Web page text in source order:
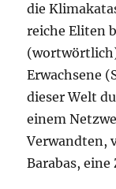
die
reiche Eliten
Erwachsene
dieser Welt
einem
Verwandten,
Barabas,